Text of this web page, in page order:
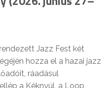
Jazz Fest két
hozza el a hazai jazz
ráadásul
a Kéknyúl, a Loop